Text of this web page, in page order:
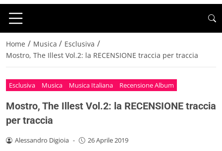
Home / Musica / Esclusiva /
Mostro, The Illest Vol.2: la RECENSIONE traccia per traccia
Esclusiva Musica Musica Italiana Recensione Album
Mostro, The Illest Vol.2: la RECENSIONE traccia
per traccia
Alessandro Digioia - 26 Aprile 2019